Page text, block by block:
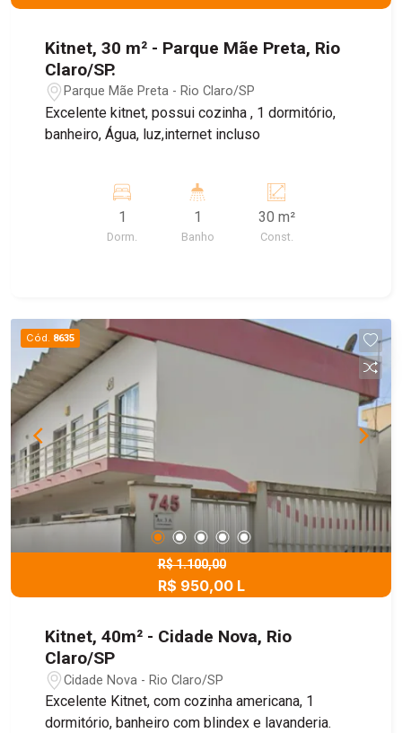
Kitnet, 30 m² - Parque Mãe Preta, Rio
Claro/SP.
Parque Mãe Preta - Rio Claro/SP
Excelente kitnet, possui cozinha , 1 dormitório,
banheiro, Água, luz,internet incluso
1
Dorm.
1
Banho
30 m²
Const.
Cód. 8635
R$ 1.100,00
R$ 950,00 L
Kitnet, 40m² - Cidade Nova, Rio
Claro/SP
Cidade Nova - Rio Claro/SP
Excelente Kitnet, com cozinha americana, 1
dormitório, banheiro com blindex e lavanderia.